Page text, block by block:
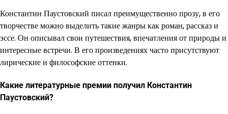
Константин Паустовский писал преимущественно прозу, в его
творчестве можно выделить такие жанры как роман, рассказ и
эссе. Он описывал свои путешествия, впечатления от природы и
интересные встречи. В его произведениях часто присутствуют
лирические и философские оттенки.
Какие литературные премии получил Константин
Паустовский?